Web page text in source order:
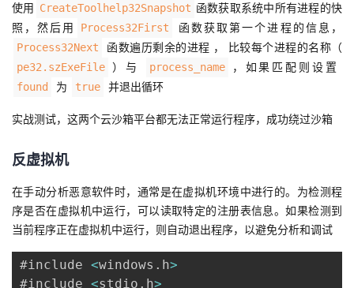
使用 CreateToolhelp32Snapshot 函数获取系统中所有进程的快
照，然后用
Process32First 函数获取第一个进程的信息，
Process32Next 函数遍历剩余的进程 ， 比较每个进程的名称（
pe32.szExeFile ）与 process_name ，如果匹配则设置
found 为 true 并退出循环
实战测试，这两个云沙箱平台都无法正常运行程序，成功绕过沙箱
反虚拟机
在手动分析恶意软件时，通常是在虚拟机环境中进行的。为检测程
序是否在虚拟机中运行，可以读取特定的注册表信息。如果检测到
当前程序正在虚拟机中运行，则自动退出程序，以避免分析和调试
#include <windows . h>
#include <stdio . h>